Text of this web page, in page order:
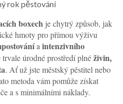
rok pěstování
boxech je chytrý způsob, jak
hmoty pro přímou výživu
aintenzivního
úrodné prostředí plnéživin,
. Ať už jste městský pěstitel nebo
metoda vám pomůže získat
a s minimálními náklady.